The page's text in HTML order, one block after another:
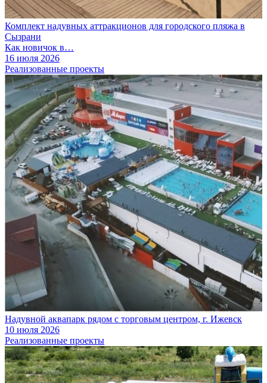
Комплект надувных аттракционов для городского пляжа в
Сызрани
Как новичок в…
16 июля 2026
Реализованные проекты
Надувной аквапарк рядом с торговым центром, г. Ижевск
10 июля 2026
Реализованные проекты